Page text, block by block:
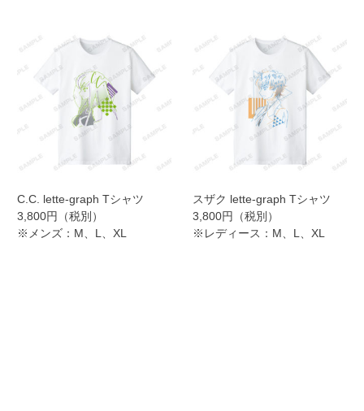
C.C. lette-graph Tシャツ
3,800円（税別）
※メンズ：M、L、XL
スザク lette-graph Tシャツ
3,800円（税別）
※レディース：M、L、XL